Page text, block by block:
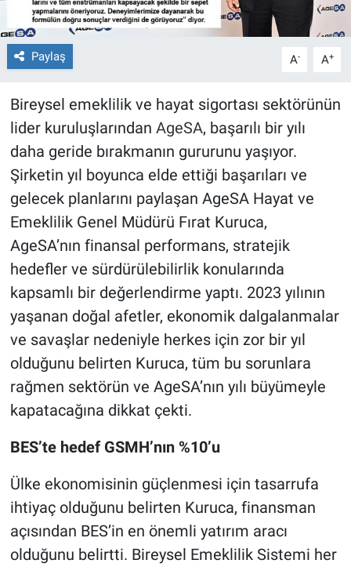
Paylaş A- A+
Bireysel emeklilik ve hayat sigortası sektörünün
lider kuruluşlarından AgeSA, başarılı bir yılı
daha geride bırakmanın gururunu yaşıyor.
Şirketin yıl boyunca elde ettiği başarıları ve
gelecek planlarını paylaşan AgeSA Hayat ve
Emeklilik Genel Müdürü Fırat Kuruca,
AgeSA’nın finansal performans, stratejik
hedefler ve sürdürülebilirlik konularında
kapsamlı bir değerlendirme yaptı. 2023 yılının
yaşanan doğal afetler, ekonomik dalgalanmalar
ve savaşlar nedeniyle herkes için zor bir yıl
olduğunu belirten Kuruca, tüm bu sorunlara
rağmen sektörün ve AgeSA’nın yılı büyümeyle
kapatacağına dikkat çekti.
BES’te hedef GSMH’nın %10’u
Ülke ekonomisinin güçlenmesi için tasarrufa
ihtiyaç olduğunu belirten Kuruca, finansman
açısından BES’in en önemli yatırım aracı
olduğunu belirtti. Bireysel Emeklilik Sistemi her